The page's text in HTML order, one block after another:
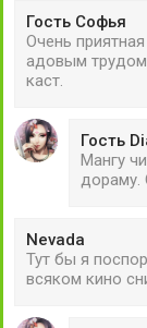
Гость Софья
Очень
адовым
каст.
Гость
Мангу
дораму.
Nevada
Тут бы я
всяком кино